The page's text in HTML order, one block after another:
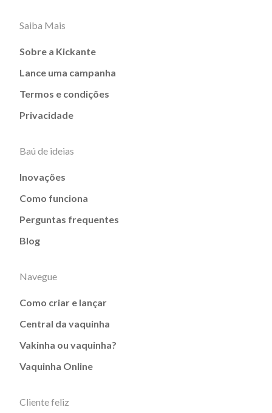
Saiba Mais
Sobre a Kickante
Lance uma campanha
Termos e condições
Privacidade
Baú de ideias
Inovações
Como funciona
Perguntas frequentes
Blog
Navegue
Como criar e lançar
Central da vaquinha
Vakinha ou vaquinha?
Vaquinha Online
Cliente feliz